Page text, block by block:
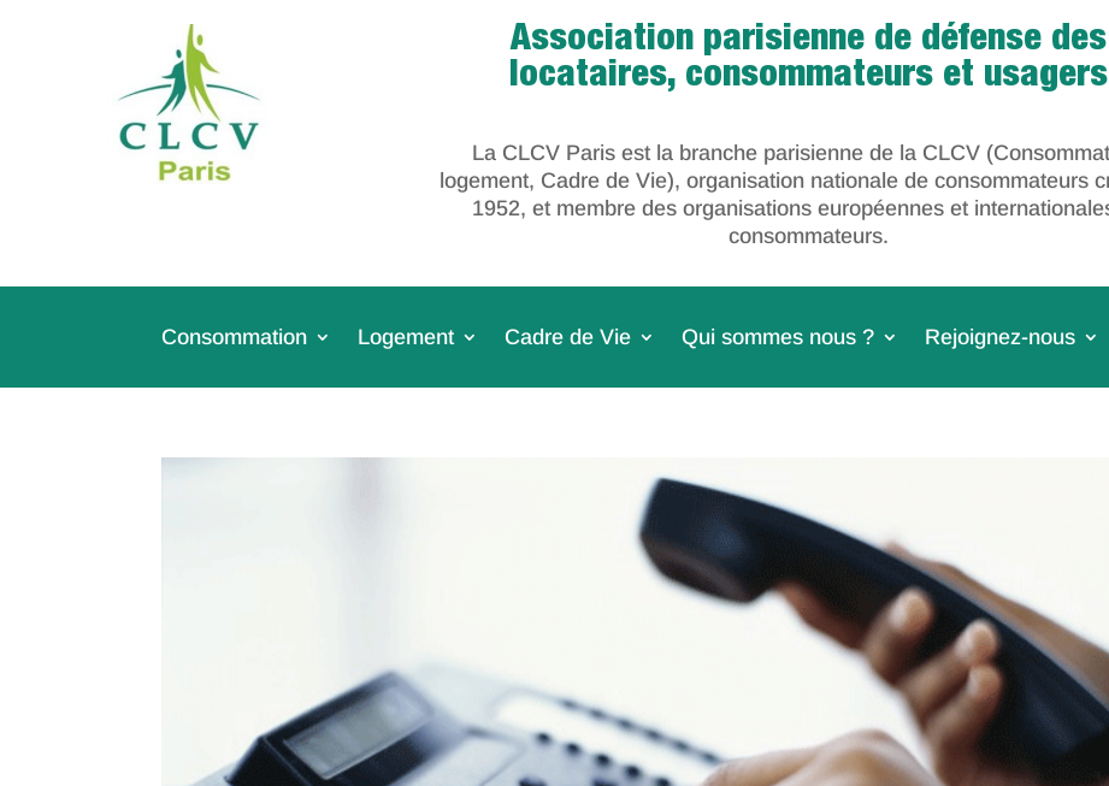
Association parisienne de défense des
locataires, consommateurs et usagers
La CLCV Paris est la branche parisienne de la CLCV
logement, Cadre de Vie), organisation nationale de consommateurs
1952, et membre des organisations européennes et
consommateurs.
Consommation Logement Cadre de Vie Qui sommes nous ? Rejoignez-nous